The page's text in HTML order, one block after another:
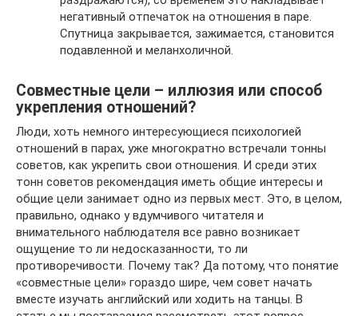
негативный отпечаток на отношения в паре.
Спутница закрывается, зажимается, становится
подавленной и меланхоличной.
Совместные цели – иллюзия или способ
укрепления отношений?
Люди, хоть немного интересующиеся психологией
отношений в парах, уже многократно встречали тонны
советов, как укрепить свои отношения. И среди этих
тонн советов рекомендация иметь общие интересы и
общие цели занимает одно из первых мест. Это, в целом,
правильно, однако у вдумчивого читателя и
внимательного наблюдателя все равно возникает
ощущение то ли недосказанности, то ли
противоречивости. Почему так? Да потому, что понятие
«совместные цели» гораздо шире, чем совет начать
вместе изучать английский или ходить на танцы. В